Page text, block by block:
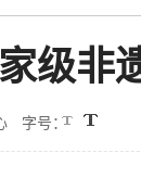
级非
字号：